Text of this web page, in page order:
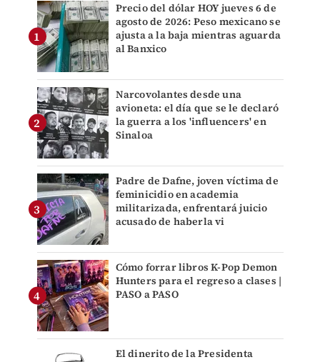
Precio del dólar HOY jueves 6 de
agosto de 2026: Peso mexicano se
ajusta a la baja mientras aguarda
al Banxico
Narcovolantes desde una
avioneta: el día que se le declaró
la guerra a los 'influencers' en
Sinaloa
Padre de Dafne, joven víctima de
feminicidio en academia
militarizada, enfrentará juicio
acusado de haberla vi
Cómo forrar libros K-Pop Demon
Hunters para el regreso a clases |
PASO a PASO
El dinerito de la Presidenta